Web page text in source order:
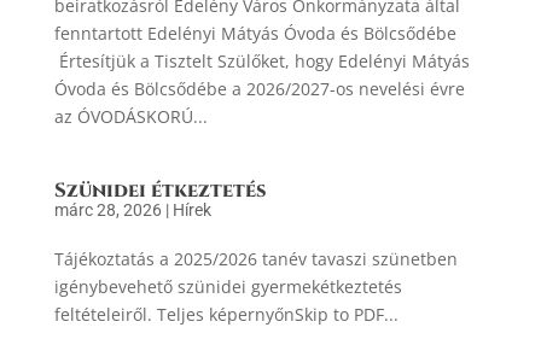
beiratkozásról Edelény Város Önkormányzata által
fenntartott Edelényi Mátyás Óvoda és Bölcsődébe
Értesítjük a Tisztelt Szülőket, hogy Edelényi Mátyás
Óvoda és Bölcsődébe a 2026/2027-os nevelési évre
az ÓVODÁSKORÚ...
Szünidei étkeztetés
márc 28, 2026| Hírek
Tájékoztatás a 2025/2026 tanév tavaszi szünetben
igénybevehető szünidei gyermekétkeztetés
feltételeiről. Teljes képernyőnSkip to PDF...